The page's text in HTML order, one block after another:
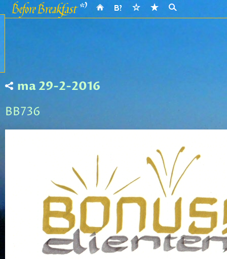
ma 29-2-2016
BB736